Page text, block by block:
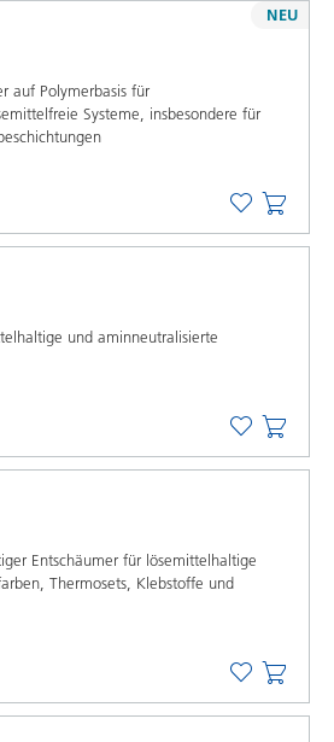
auf Polymerbasis für
Systeme, insbesondere für
NEU
und aminneutralisierte
Entschäumer für lösemittelhaltige
Thermosets, Klebstoffe und